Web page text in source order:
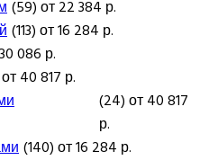
(59) от 22 384 р.
(113) от 16 284 р.
086 р.
40 817 р.
(24) от 40 817
р.
(140) от 16 284 р.